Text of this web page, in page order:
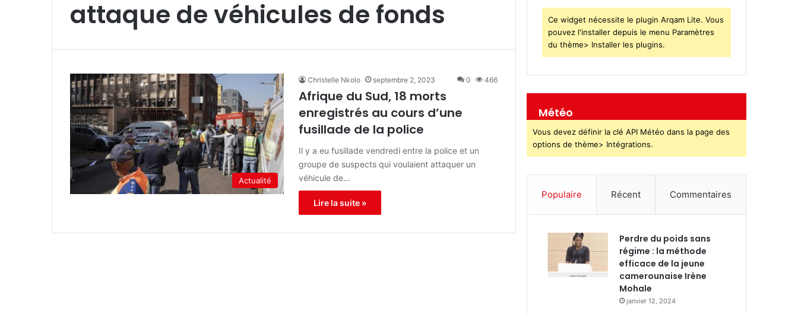
attaque de véhicules de fonds
Actualité
Christelle Nkolo septembre 2, 2023 0 466
Afrique du Sud, 18 morts
enregistrés au cours d’une
fusillade de la police
Il y a eu fusillade vendredi entre la police et un
groupe de suspects qui voulaient attaquer un
véhicule de…
Lire la suite »
Ce widget nécessite le plugin Arqam Lite. Vous
pouvez l'installer depuis le menu Paramètres
du thème> Installer les plugins.
Météo
Vous devez définir la clé API Météo dans la page des
options de thème> Intégrations.
Populaire Récent Commentaires
Perdre du poids sans
régime : la méthode
efficace de la jeune
camerounaise Irène
Mohale
janvier 12, 2024